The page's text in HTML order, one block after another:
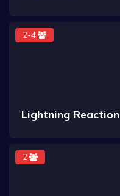
2-4
Lightning Reaction
2